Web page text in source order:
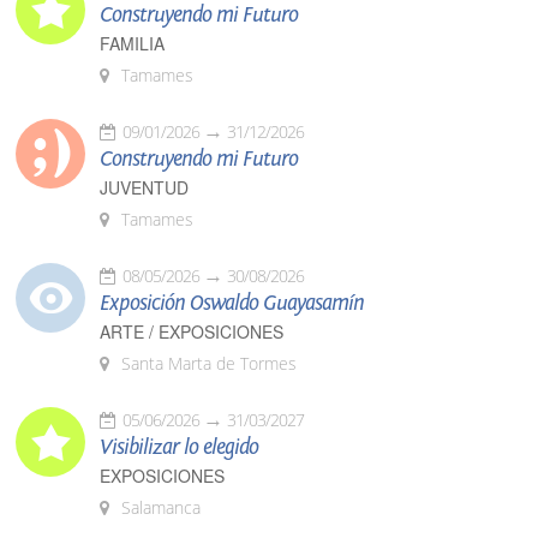
Construyendo mi Futuro
FAMILIA
Tamames
09/01/2026 31/12/2026
Construyendo mi Futuro
JUVENTUD
Tamames
08/05/2026 30/08/2026
Exposición Oswaldo Guayasamín
ARTE / EXPOSICIONES
Santa Marta de Tormes
05/06/2026 31/03/2027
Visibilizar lo elegido
EXPOSICIONES
Salamanca